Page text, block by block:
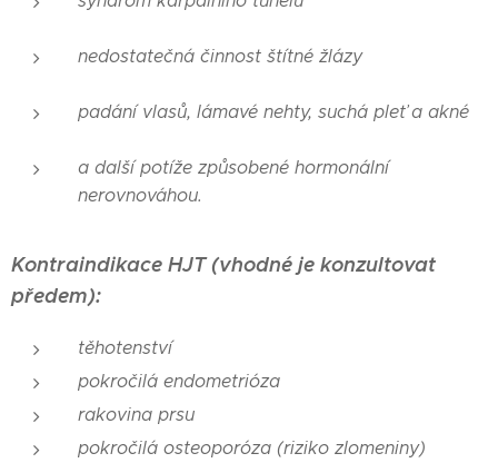
nedostatečná činnost štítné žlázy
padání vlasů, lámavé nehty, suchá pleť a akné
a další potíže způsobené hormonální
nerovnováhou.
Kontraindikace HJT (vhodné je konzultovat
předem):
těhotenství
pokročilá endometrióza
rakovina prsu
pokročilá osteoporóza (riziko zlomeniny)